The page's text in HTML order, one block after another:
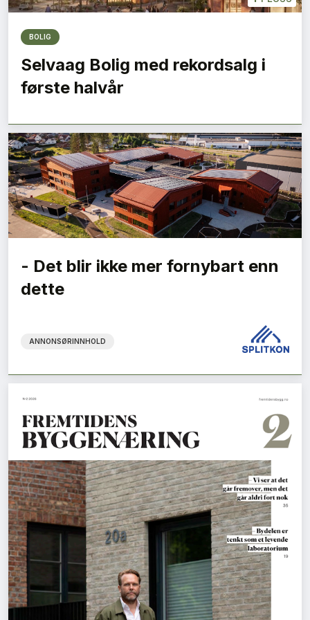
BOLIG
Selvaag Bolig med rekordsalg i
første halvår
- Det blir ikke mer fornybart enn
dette
ANNONSØRINNHOLD